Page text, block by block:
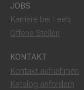
JOBS
Karriere bei Leeb
Offene Stellen
KONTAKT
Kontakt aufnehmen
Katalog anfordern